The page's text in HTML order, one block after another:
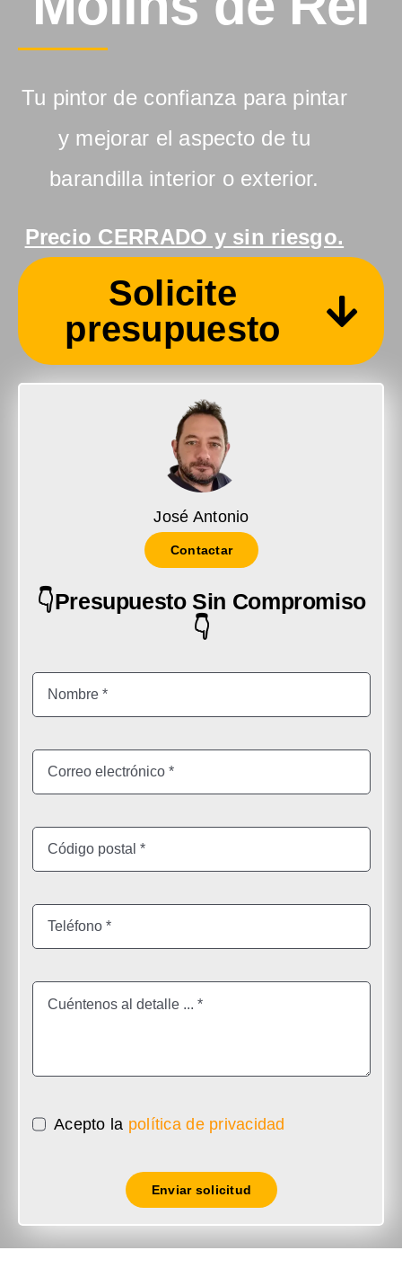
Tu pintor de confianza para pintar
y mejorar el aspecto de tu
barandilla interior o exterior.
Precio CERRADO y sin riesgo.
Solicite
presupuesto
José Antonio
Contactar
👇Presupuesto Sin Compromiso
👇
Acepto la política de privacidad
Enviar solicitud